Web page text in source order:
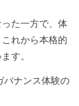
た一方で、体
れから本格的
す。
バナンス体験の